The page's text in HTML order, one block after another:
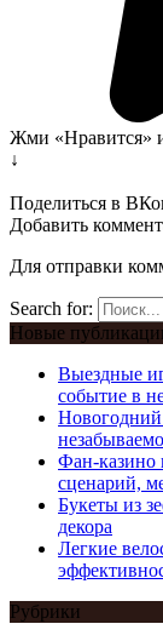
Жми «Нравится»
↓
Поделиться в
Добавить
Для отправки
Search for:
Новые
Выездные
событие в
Новогодний
Фан-казино
сценарий,
Букеты из
декора
Легкие
Рубрики